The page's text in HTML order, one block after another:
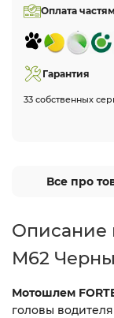
Оплата
Гарантия
33 собственных
Все про
Описание
M62
Мотошлем
головы